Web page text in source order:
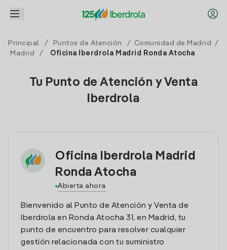
Principal / Puntos de Atención / Comunidad de Madrid
/
Madrid
/ Oficina Iberdrola Madrid Ronda Atocha
Tu Punto de Atención y Venta
Iberdrola
Oficina Iberdrola Madrid
Ronda Atocha
Abierta ahora
Bienvenido al Punto de Atención y Venta de
Iberdrola en Ronda Atocha 31, en Madrid, tu
punto de encuentro para resolver cualquier
gestión relacionada con tu suministro